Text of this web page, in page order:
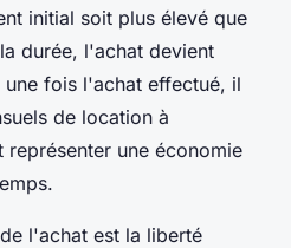
initial soit plus élevé que
durée, l'achat devient
fois l'achat effectué, il
de location à
une économie
l'achat est la liberté